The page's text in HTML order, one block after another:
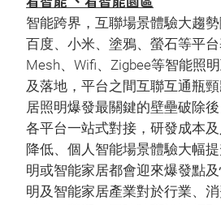
智能跨界，互聯場景體驗大趨勢
百度、小米、塗鴉、螢石等平
Mesh、Wifi、Zigbee等智能照
及落地，平台之間互聯互通瓶
居照明爆發最關鍵的壁壘破除
各平台一站式對接，研發成本
降低、個人智能場景體驗大幅
明或智能家居都會迎來爆發點
明及智能家居產業對於行業、